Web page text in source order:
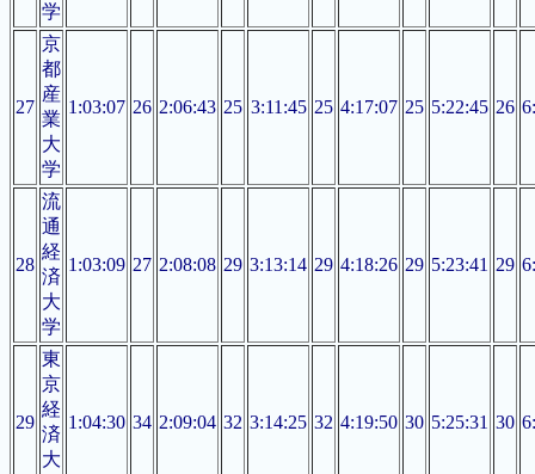
学
27
京
都
産
業
大
学
1:03:07 26 2:06:43 25 3:11:45 25 4:17:07 25 5:22:45 26
28
流
通
経
済
大
学
1:03:09 27 2:08:08 29 3:13:14 29 4:18:26 29 5:23:41 29
29
東
京
経
済
大
1:04:30 34 2:09:04 32 3:14:25 32 4:19:50 30 5:25:31 30